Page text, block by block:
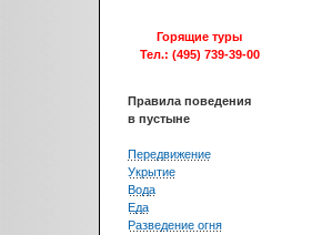
Горящие туры
Тел.: (495) 739-39-00
Правила поведения
в пустыне
Передвижение
Укрытие
Вода
Еда
Разведение огня